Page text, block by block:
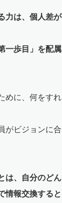
力は、個人差が
一歩目」を配属
めに、何をすれ
がビジョンに合
は、自分のどん
情報交換すると